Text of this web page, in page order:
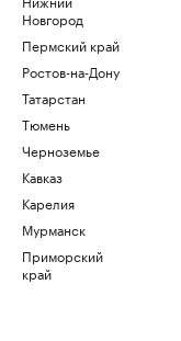
Новгород
Пермский край
Ростов-на-Дону
Татарстан
Тюмень
Черноземье
Кавказ
Карелия
Мурманск
Приморский
край